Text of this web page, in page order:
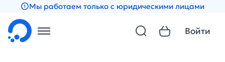
Мы работаем только с юридическими лицами
Войти